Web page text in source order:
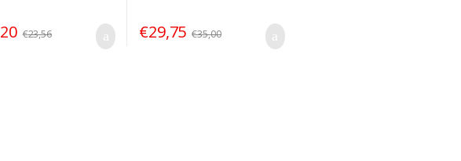
€23,56 €29,75 €35,00